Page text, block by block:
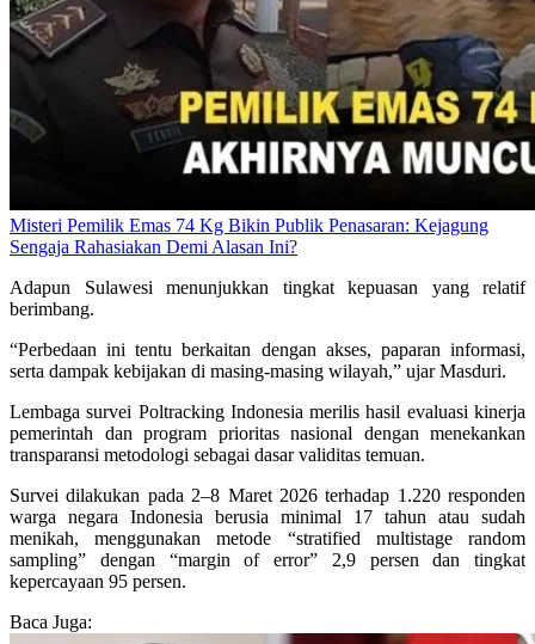
Misteri Pemilik Emas 74 Kg Bikin Publik Penasaran: Kejagung
Sengaja Rahasiakan Demi Alasan Ini?
Adapun Sulawesi menunjukkan tingkat kepuasan yang relatif
berimbang.
“Perbedaan ini tentu berkaitan dengan akses, paparan informasi,
serta dampak kebijakan di masing-masing wilayah,” ujar Masduri.
Lembaga survei Poltracking Indonesia merilis hasil evaluasi kinerja
pemerintah dan program prioritas nasional dengan menekankan
transparansi metodologi sebagai dasar validitas temuan.
Survei dilakukan pada 2–8 Maret 2026 terhadap 1.220 responden
warga negara Indonesia berusia minimal 17 tahun atau sudah
menikah, menggunakan metode “stratified multistage random
sampling” dengan “margin of error” 2,9 persen dan tingkat
kepercayaan 95 persen.
Baca Juga: